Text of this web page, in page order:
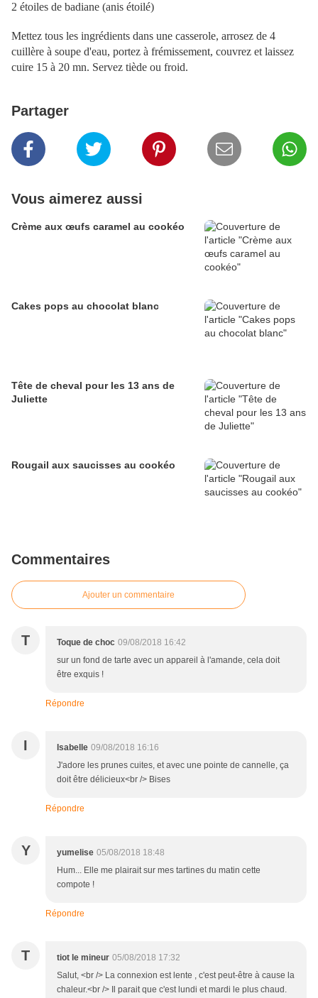
2 étoiles de badiane (anis étoilé)
Mettez tous les ingrédients dans une casserole, arrosez de 4
cuillère à soupe d'eau, portez à frémissement, couvrez et laissez
cuire 15 à 20 mn. Servez tiède ou froid.
Partager
Vous aimerez aussi
Crème aux œufs caramel au cookéo
Cakes pops au chocolat blanc
Tête de cheval pour les 13 ans de
Juliette
Rougail aux saucisses au cookéo
Commentaires
Ajouter un commentaire
T Toque de choc 09/08/2018 16:42
sur un fond de tarte avec un appareil à l'amande, cela doit
être exquis !
Répondre
I Isabelle 09/08/2018 16:16
J'adore les prunes cuites, et avec une pointe de cannelle, ça
doit être délicieux<br /> Bises
Répondre
Y yumelise 05/08/2018 18:48
Hum... Elle me plairait sur mes tartines du matin cette
compote !
Répondre
T tiot le mineur 05/08/2018 17:32
Salut, <br /> La connexion est lente , c'est peut-être à cause la
chaleur.<br /> Il parait que c'est lundi et mardi le plus chaud.